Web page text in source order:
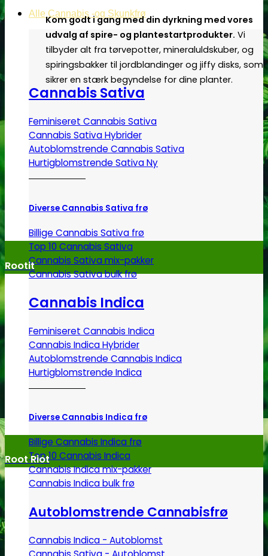
Alle Cannabis -og Skunkfrø
Cannabis Sativa
Feminiseret Cannabis Sativa
Cannabis Sativa Hybrider
Autoblomstrende Cannabis Sativa
Hurtigblomstrende Sativa
Diverse Cannabis Sativa frø
Billige Cannabis Sativa frø
Top 10 Cannabis Sativa
Cannabis Sativa mix-pakker
Cannabis Sativa bulk frø
Cannabis Indica
Feminiseret Cannabis Indica
Cannabis Indica Hybrider
Autoblomstrende Cannabis Indica
Hurtigblomstrende Indica
Diverse Cannabis Indica frø
Billige Cannabis Indica frø
Top 10 Cannabis Indica
Cannabis Indica mix-pakker
Cannabis Indica bulk frø
Autoblomstrende Cannabisfrø
Cannabis Indica - Autoblomst
Kom godt i gang med din dyrkning med vores
udvalg af spire- og plantestartprodukter. Vi
tilbyder alt fra tørvepotter, mineraluldskuber, og
spiringsbakker til jordblandinger og jiffy disks, som
sikrer en stærk begyndelse for dine planter.
Rootit
Root Riot